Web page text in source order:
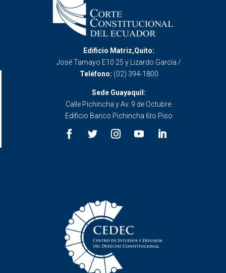
Edificio Matriz,Quito:
José Tamayo E10 25 y Lizardo García /
Teléfono: (02) 394-1800
Sede Guayaquil:
Calle Pichincha y Av. 9 de Octubre.
Edificio Banco Pichincha 6to Piso